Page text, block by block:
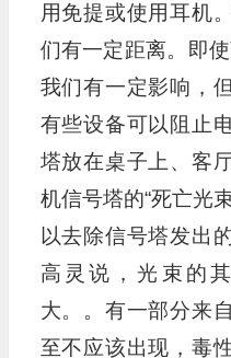
用免提或使用耳机
们有一定距离。即
我们有一定影响，
有些设备可以阻止
塔放在桌子上、客
机信号塔的“死亡光
以去除信号塔发出
高灵说，光束的
大。。有一部分来
至不应该出现，毒